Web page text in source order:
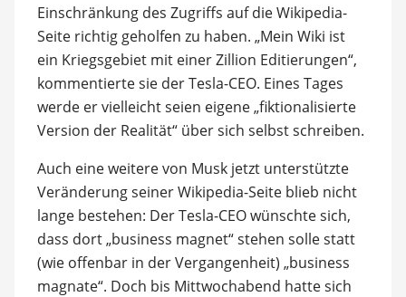
Einschränkung des Zugriffs auf die Wikipedia-
Seite richtig geholfen zu haben. „Mein Wiki ist
ein Kriegsgebiet mit einer Zillion Editierungen“,
kommentierte sie der Tesla-CEO. Eines Tages
werde er vielleicht seien eigene „fiktionalisierte
Version der Realität“ über sich selbst schreiben.
Auch eine weitere von Musk jetzt unterstützte
Veränderung seiner Wikipedia-Seite blieb nicht
lange bestehen: Der Tesla-CEO wünschte sich,
dass dort „business magnet“ stehen solle statt
(wie offenbar in der Vergangenheit) „business
magnate“. Doch bis Mittwochabend hatte sich